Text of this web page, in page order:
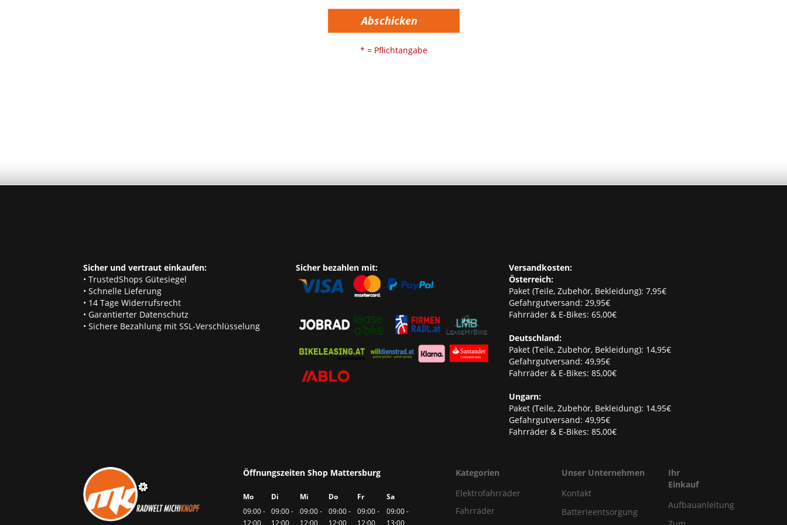
Abschicken
* = Pflichtangabe
Sicher und vertraut einkaufen:
• TrustedShops Gütesiegel
• Schnelle Lieferung
• 14 Tage Widerrufsrecht
• Garantierter Datenschutz
• Sichere Bezahlung mit SSL-Verschlüsselung
Sicher bezahlen mit:
Versandkosten:
Österreich:
Paket (Teile, Zubehör, Bekleidung): 7,95€
Gefahrgutversand: 29,95€
Fahrräder & E-Bikes: 65,00€
Deutschland:
Paket (Teile, Zubehör, Bekleidung): 14,95€
Gefahrgutversand: 49,95€
Fahrräder & E-Bikes: 85,00€
Ungarn:
Paket (Teile, Zubehör, Bekleidung): 14,95€
Gefahrgutversand: 49,95€
Fahrräder & E-Bikes: 85,00€
Öffnungszeiten Shop Mattersburg
Mo Di Mi Do Fr
Sa
09:00 -
09:00 -
09:00 -
09:00 -
09:00 -
09:00 -
Kategorien
Elektrofahrräder
Fahrräder
Unser Unternehmen
Kontakt
Batterieentsorgung
Ihr
Einkauf
Aufbauanleitung